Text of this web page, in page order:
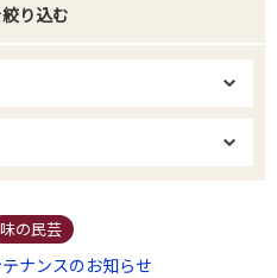
り込む
味の民芸
ナンスのお知らせ